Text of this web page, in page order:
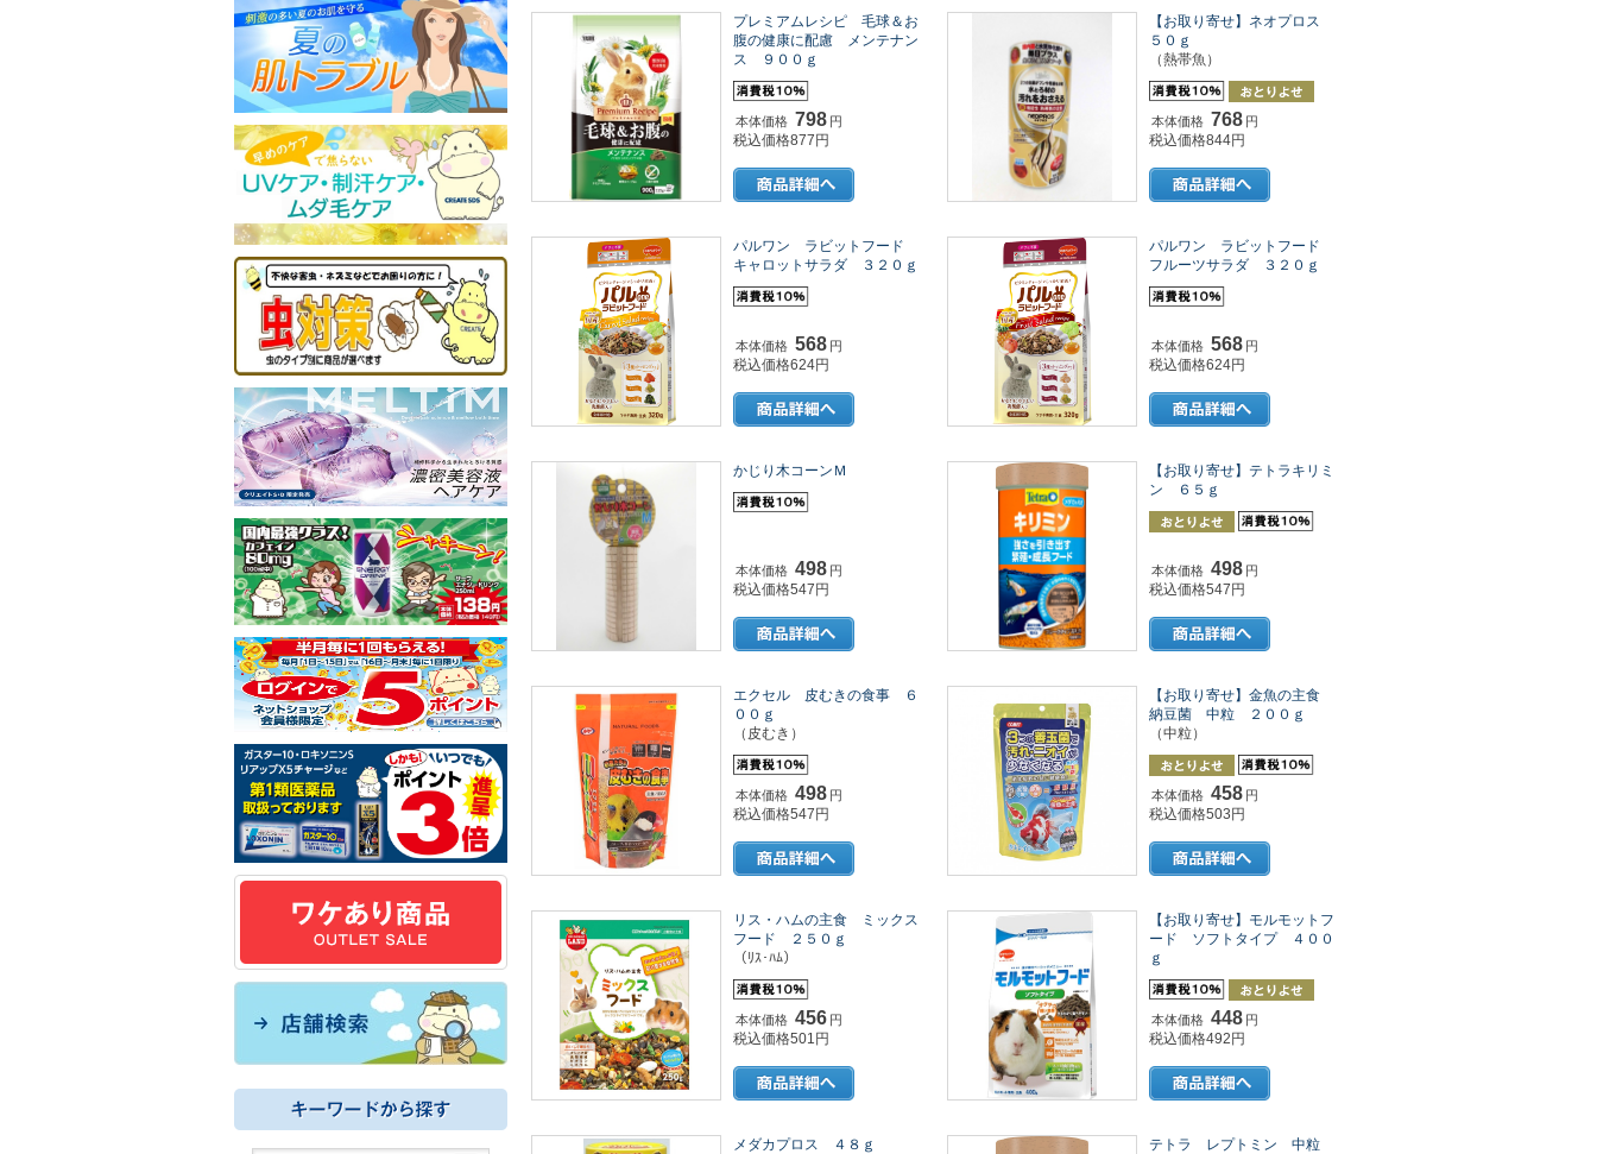
プレミアムレシピ 毛球＆お
腹の健康に配慮 メンテナン
ス ９００ｇ
本体価格 798 円
税込価格877円
【お取り寄せ】ネオプロス
５０ｇ
（熱帯魚）
本体価格 768 円
税込価格844円
パルワン ラビットフード
キャロットサラダ ３２０ｇ
本体価格 568 円
税込価格624円
パルワン ラビットフード
フルーツサラダ ３２０ｇ
本体価格 568 円
税込価格624円
かじり木コーンＭ
本体価格 498 円
税込価格547円
【お取り寄せ】テトラキリミ
ン ６５ｇ
本体価格 498 円
税込価格547円
エクセル 皮むきの食事 ６
００ｇ
（皮むき）
本体価格 498 円
税込価格547円
【お取り寄せ】金魚の主食
納豆菌 中粒 ２００ｇ
（中粒）
本体価格 458 円
税込価格503円
リス・ハムの主食 ミックス
フード ２５０ｇ
（ﾘｽ･ﾊﾑ）
本体価格 456 円
税込価格501円
【お取り寄せ】モルモットフ
ード ソフトタイプ ４００
ｇ
本体価格 448 円
税込価格492円
メダカプロス ４８ｇ
テトラ レプトミン 中粒